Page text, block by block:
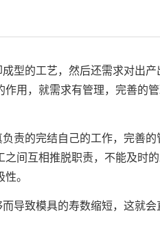
成型的工艺，然后还需求对出
用，就需求有管理，完善的
责的完结自己的工作，完善
间互相推脱职责，不能及时
。
导致模具的寿数缩短，这就